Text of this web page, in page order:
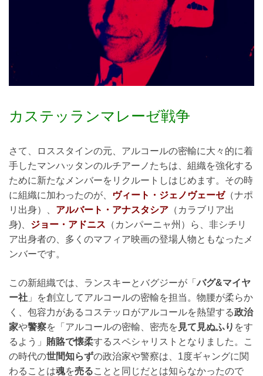
カステッランマレーゼ戦争
さて、ロススタインの元、アルコールの密輸に大々的に着
手したマンハッタンのルチアーノたちは、組織を強化する
ために新たなメンバーをリクルートしはじめます。その時
に組織に加わったのが、
ヴィート・ジェノヴェーゼ（ナポ
リ出身）、 アルバート・アナスタシア （カラブリア出
身)、 ジョー・アドニス （カンパーニャ州）ら、非シチリ
ア出身者の、多くのマフィア映画の登場人物ともなったメ
ンバーです。
この新組織では、ランスキーとバグジーが「バグ&マイヤ
ー社 」を創立してアルコールの密輸を担当。物腰が柔らか
く、包容力があるコステッロがアルコールを熱望する政治
家や警察を「アルコールの密輸、密売を 見て見ぬふり をす
るよう」 賄賂で懐柔するスペシャリストとなりました。こ
の時代の世間知らずの政治家や警察は、1度ギャングに関
わることは魂を売ることと同じだとは知らなかったので